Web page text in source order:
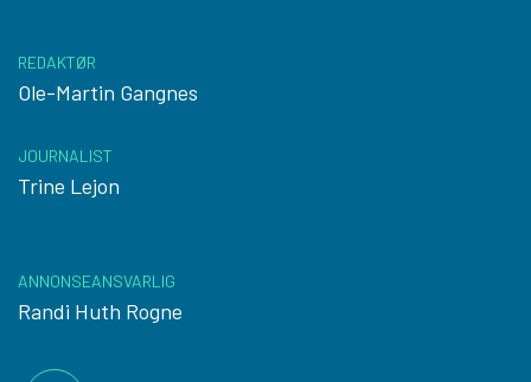
REDAKTØR
Ole-Martin Gangnes
JOURNALIST
Trine Lejon
ANNONSEANSVARLIG
Randi Huth Rogne